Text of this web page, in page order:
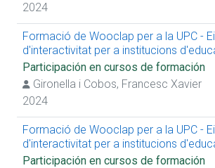
2024
Formació de Wooclap per a la UPC -
d'interactivitat per a institucions
Participación en cursos de formación
Gironella i Cobos, Francesc Xavier
2024
Formació de Wooclap per a la UPC -
d'interactivitat per a institucions
Participación en cursos de formación